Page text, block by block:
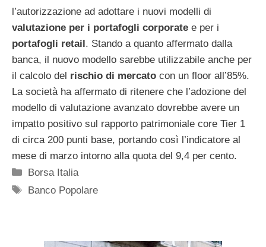
l’autorizzazione ad adottare i nuovi modelli di
valutazione per i portafogli corporate e per i
portafogli retail. Stando a quanto affermato dalla
banca, il nuovo modello sarebbe utilizzabile anche per
il calcolo del rischio di mercato con un floor all’85%.
La società ha affermato di ritenere che l’adozione del
modello di valutazione avanzato dovrebbe avere un
impatto positivo sul rapporto patrimoniale core Tier 1
di circa 200 punti base, portando così l’indicatore al
mese di marzo intorno alla quota del 9,4 per cento.
Categorie
Borsa Italia
Tag
Banco Popolare